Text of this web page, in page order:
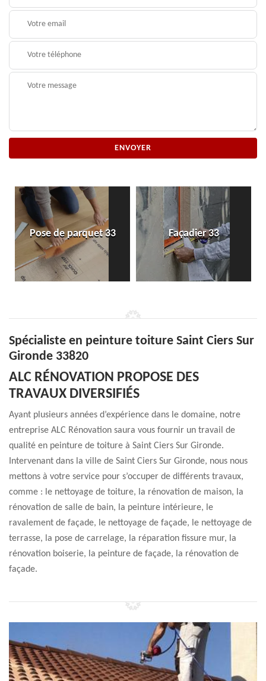
Pose de parquet 33 Façadier 33
Spécialiste en peinture toiture Saint Ciers Sur
Gironde 33820
ALC RÉNOVATION PROPOSE DES
TRAVAUX DIVERSIFIÉS
Ayant plusieurs années d’expérience dans le domaine, notre
entreprise ALC Rénovation saura vous fournir un travail de
qualité en peinture de toiture à Saint Ciers Sur Gironde.
Intervenant dans la ville de Saint Ciers Sur Gironde, nous nous
mettons à votre service pour s’occuper de différents travaux,
comme : le nettoyage de toiture, la rénovation de maison, la
rénovation de salle de bain, la peinture intérieure, le
ravalement de façade, le nettoyage de façade, le nettoyage de
terrasse, la pose de carrelage, la réparation fissure mur, la
rénovation boiserie, la peinture de façade, la rénovation de
façade.